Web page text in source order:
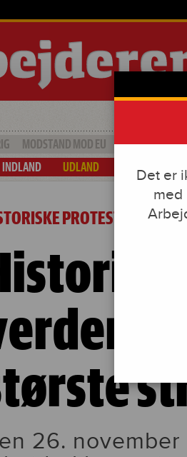
MODSTAND MOD EU
SOCIAL
INDLAND UDLAND ARBEJDE &
største
PROTESTER I
26.
Det er